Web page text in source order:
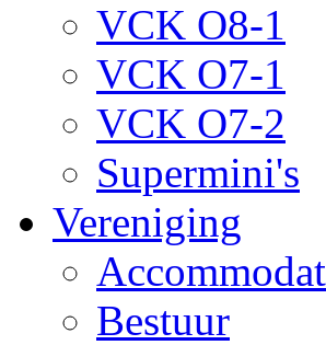
VCK O8-1
VCK O7-1
VCK O7-2
Supermini's
Vereniging
Bestuur